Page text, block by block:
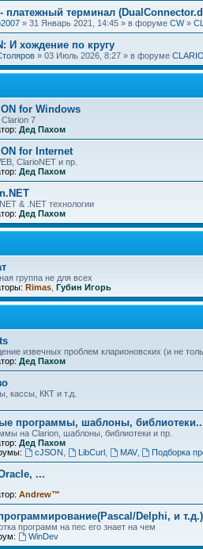
- платежный терминал
» 31 Январь 2021, 14:45 » в форуме CW»
И хождение по кругу
» 03 Июль 2026, 8:27 » в форуме
for Windows
7
Дед Пахом
for Internet
ClarioNET и пр.
Дед Пахом
& .NET технологии
Дед Пахом
группа не для всех
Rimas, Губин Игорь
извечных проблем кларионовских (и не
Дед Пахом
кассы, ККТ и т.д.
программы, шаблоны,
на Clarion, шаблоны, библиотеки и пр.
Дед Пахом
cJSON, LibCurl , MAV, Подборка
...
Andrew™
Delphi, и т.д.)
программ на пес его знает на чем
WinDev